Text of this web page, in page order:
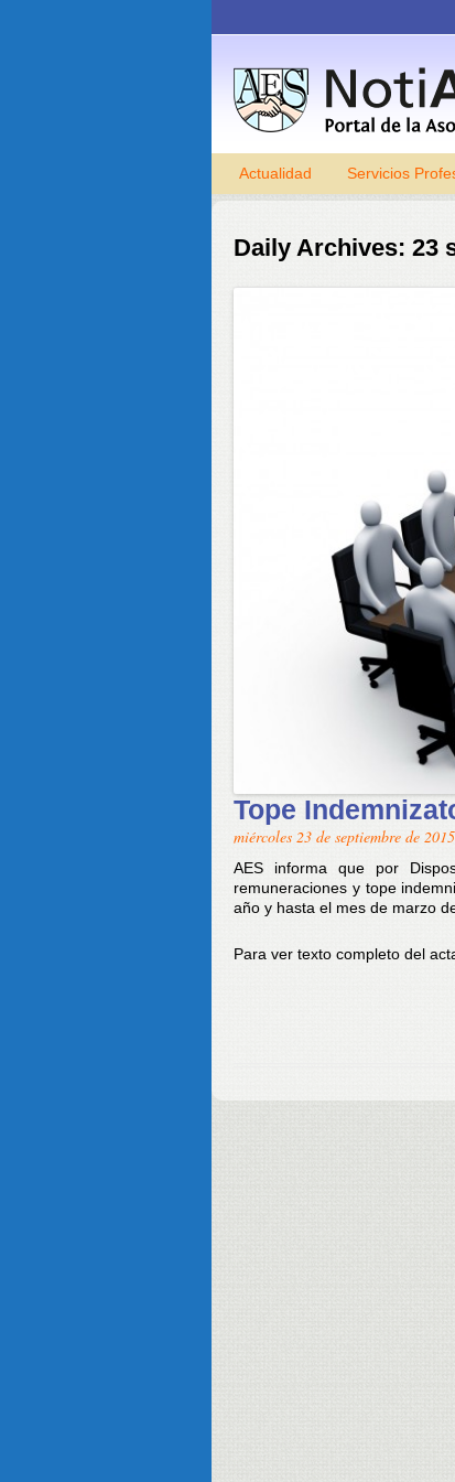
Actualidad Servicios
Daily Archives: 23
Tope
miércoles 23 de septiembre de 2015
AES informa que por
remuneraciones y tope
año y hasta el mes de marzo
Para ver texto completo del